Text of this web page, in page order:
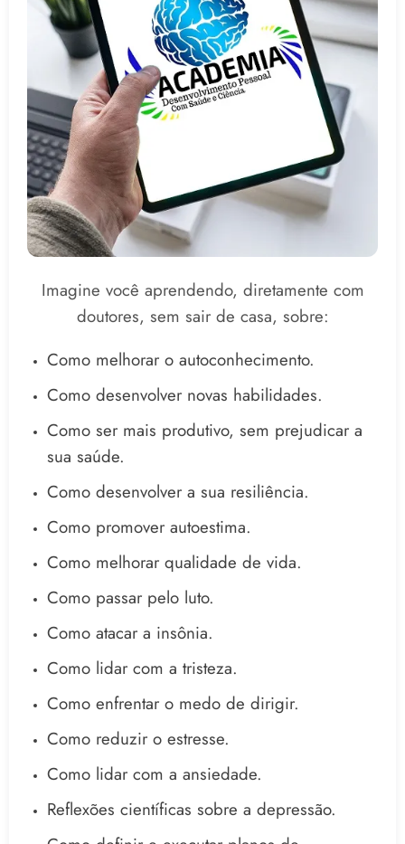
Imagine você aprendendo, diretamente com
doutores, sem sair de casa, sobre:
Como melhorar o autoconhecimento.
Como desenvolver novas habilidades.
Como ser mais produtivo, sem prejudicar a
sua saúde.
Como desenvolver a sua resiliência.
Como promover autoestima.
Como melhorar qualidade de vida.
Como passar pelo luto.
Como atacar a insônia.
Como lidar com a tristeza.
Como enfrentar o medo de dirigir.
Como reduzir o estresse.
Como lidar com a ansiedade.
Reflexões científicas sobre a depressão.